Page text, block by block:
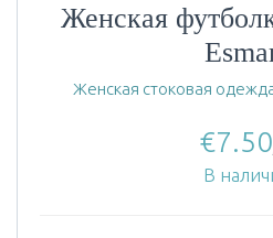
Женская
Женская стоковая
€7.50
В